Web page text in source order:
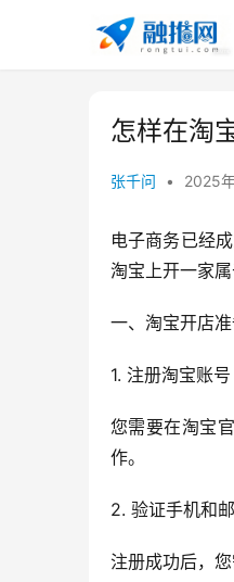
怎样在淘
张千问 • 2025
电子商务已经
淘宝上开一家
一、淘宝开店
1. 注册淘宝账号
您需要在淘宝
作。
2. 验证手机和
注册成功后，